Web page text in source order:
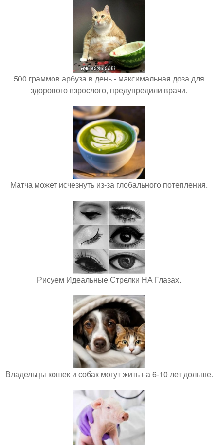
500 граммов арбуза в день - максимальная доза для
здорового взрослого, предупредили врачи.
Матча может исчезнуть из-за глобального потепления.
Рисуем Идеальные Стрелки НА Глазах.
Владельцы кошек и собак могут жить на 6-10 лет дольше.